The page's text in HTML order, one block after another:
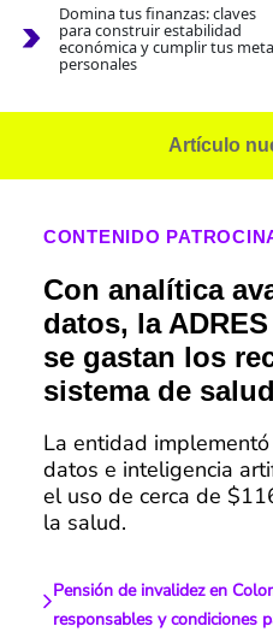
Domina tus finanzas: claves
para construir estabilidad
económica y cumplir tus
personales
Artículo
CONTENIDO
Con analítica
datos, la
se gastan los
sistema de salud
La entidad
datos e inteligencia
el uso de cerca de
la salud.
Pensión de invalidez en
responsables y condiciones